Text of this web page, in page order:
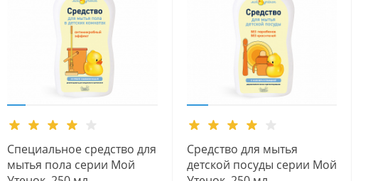
Специальное средство для
мытья пола серии Мой
Средство для мытья
детской посуды серии Мой